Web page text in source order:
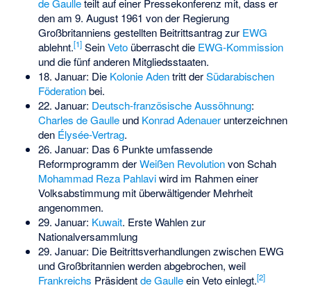
de Gaulleteilt auf einer Pressekonferenz mit, dass er
den am 9. August 1961 von der Regierung
Großbritanniens gestellten Beitrittsantrag zur EWG
ablehnt.[1]SeinVetoüberrascht die EWG-Kommission
und die fünf anderen Mitgliedsstaaten.
18. Januar: Die Kolonie Adentritt derSüdarabischen
Föderationbei.
22. Januar: Deutsch-französische Aussöhnung:
Charles de Gaulleund Konrad Adenauerunterzeichnen
den Élysée-Vertrag.
26. Januar: Das 6 Punkte umfassende
Reformprogramm derWeißen Revolutionvon Schah
Mohammad Reza Pahlaviwird im Rahmen einer
Volksabstimmung mit überwältigender Mehrheit
angenommen.
29. Januar: Kuwait. Erste Wahlen zur
Nationalversammlung
29. Januar: Die Beitrittsverhandlungen zwischen EWG
und Großbritannien werden abgebrochen, weil
Frankreichs Präsidentde Gaulleein Veto einlegt.[2]